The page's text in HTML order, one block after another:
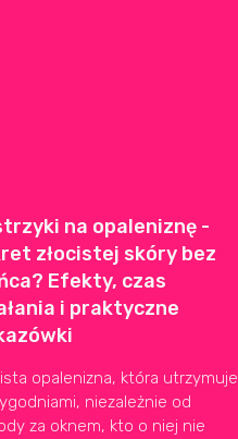
na opaleniznę -
złocistej skóry bez
Efekty, czas
i praktyczne
opalenizna, która utrzymuje
niezależnie od
za oknem, kto o niej nie